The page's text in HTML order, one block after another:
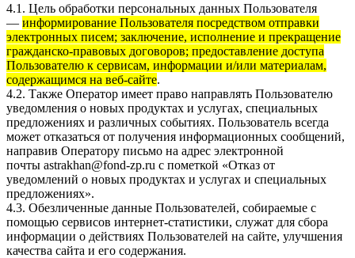
4.1. Цель обработки персональных данных Пользователя
— информирование Пользователя посредством отправки
электронных писем; заключение, исполнение и прекращение
гражданско-правовых договоров; предоставление доступа
Пользователю к сервисам, информации и/или материалам,
содержащимся на веб-сайте.
4.2. Также Оператор имеет право направлять Пользователю
уведомления о новых продуктах и услугах, специальных
предложениях и различных событиях. Пользователь всегда
может отказаться от получения информационных сообщений,
направив Оператору письмо на адрес электронной
почты astrakhan@fond-zp.ru с пометкой «Отказ от
уведомлений о новых продуктах и услугах и специальных
предложениях».
4.3. Обезличенные данные Пользователей, собираемые с
помощью сервисов интернет-статистики, служат для сбора
информации о действиях Пользователей на сайте, улучшения
качества сайта и его содержания.